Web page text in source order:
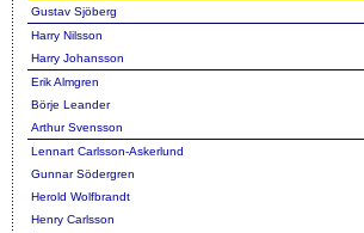
Gustav Sjöberg
Harry Nilsson
Harry Johansson
Erik Almgren
Börje Leander
Arthur Svensson
Lennart Carlsson-Askerlund
Gunnar Södergren
Herold Wolfbrandt
Henry Carlsson